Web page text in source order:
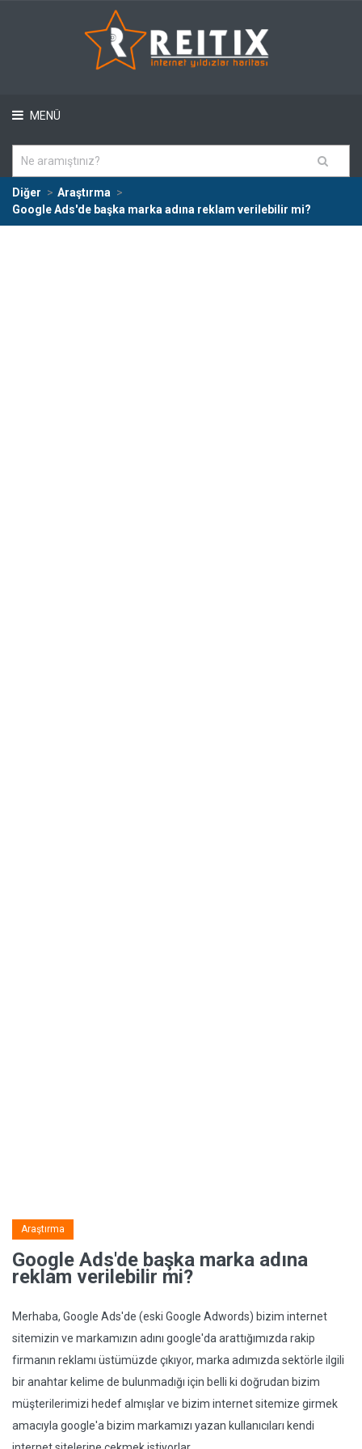
MENÜ
Diğer
Araştırma
Google Ads'de başka marka adına reklam verilebilir mi?
Araştırma
Google Ads'de başka marka adına
reklam verilebilir mi?
Merhaba, Google Ads'de (eski Google Adwords) bizim internet
sitemizin ve markamızın adını google'da arattığımızda rakip
firmanın reklamı üstümüzde çıkıyor, marka adımızda sektörle ilgili
bir anahtar kelime de bulunmadığı için belli ki doğrudan bizim
müşterilerimizi hedef almışlar ve bizim internet sitemize girmek
amacıyla google'a bizim markamızı yazan kullanıcıları kendi